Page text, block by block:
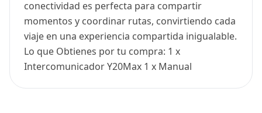
conectividad es perfecta para compartir
momentos y coordinar rutas, convirtiendo cada
viaje en una experiencia compartida inigualable.
Lo que Obtienes por tu compra: 1 x
Intercomunicador Y20Max 1 x Manual